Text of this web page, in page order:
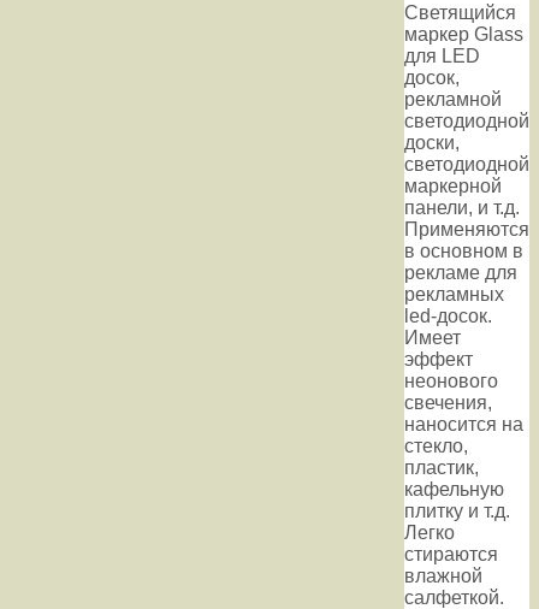
Светящийся
маркер Glass
для LED
досок,
рекламной
светодиодной
доски,
светодиодной
маркерной
панели, и т.д.
Применяются
в основном в
рекламе для
рекламных
led-досок.
Имеет
эффект
неонового
свечения,
наносится на
стекло,
пластик,
кафельную
плитку и т.д.
Легко
стираются
влажной
салфеткой.